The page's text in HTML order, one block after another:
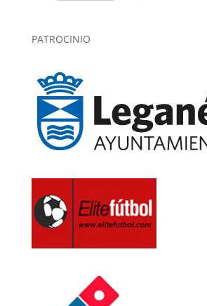
PATROCINIO